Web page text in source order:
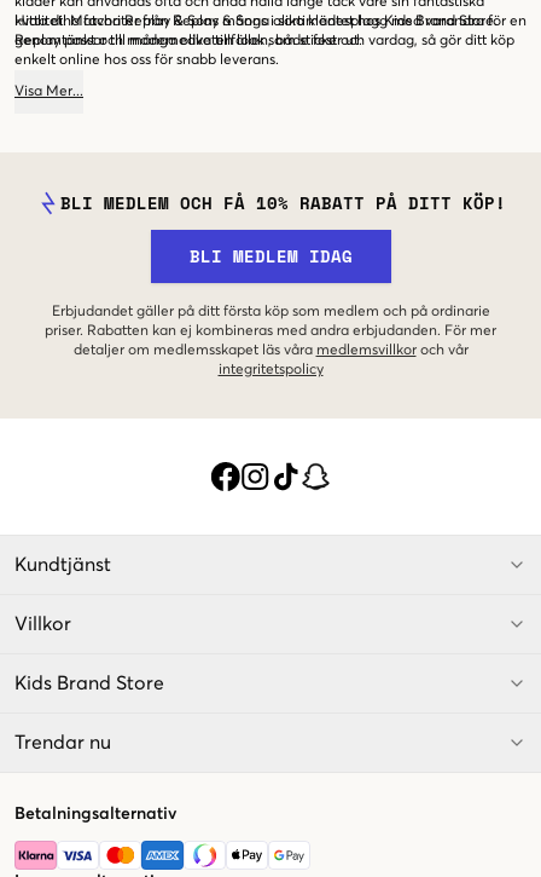
kvalitet! Matcha Replay & Sons många olika klädesplagg med varandra för en
genomtänkt och modemedveten look som sticker ut.
Hitta dina favoriter från Replay & Sons i sortimentet hos Kids Brand Store.
Replay passar till många olika tillfällen, både fest och vardag, så gör ditt köp
enkelt online hos oss för snabb leverans.
Visa Mer...
BLI MEDLEM OCH FÅ 10% RABATT PÅ DITT KÖP!
BLI MEDLEM IDAG
Erbjudandet gäller på ditt första köp som medlem och på ordinarie
priser. Rabatten kan ej kombineras med andra erbjudanden. För mer
detaljer om medlemsskapet läs våra medlemsvillkor och vår
integritetspolicy
Kundtjänst
Villkor
Kids Brand Store
Trendar nu
Betalningsalternativ